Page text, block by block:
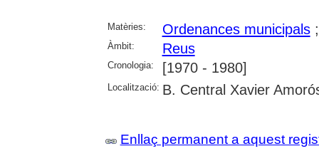
Matèries: Ordenances municipals
Àmbit: Reus
Cronologia: [1970 - 1980]
Localització: B. Central Xavier
Enllaç permanent a aquest